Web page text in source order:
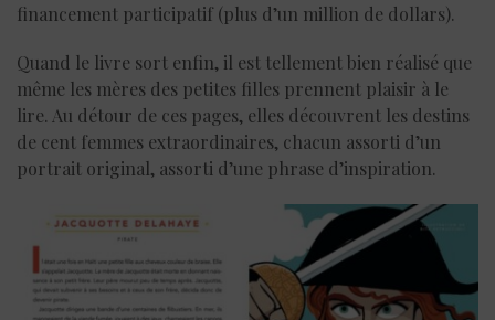
financement participatif (plus d’un million de dollars).
Quand le livre sort enfin, il est tellement bien réalisé que
même les mères des petites filles prennent plaisir à le
lire. Au détour de ces pages, elles découvrent les destins
de cent femmes extraordinaires, chacun assorti d’un
portrait original, assorti d’une phrase d’inspiration.